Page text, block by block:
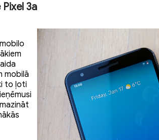
3a
mobilā
to ļoti